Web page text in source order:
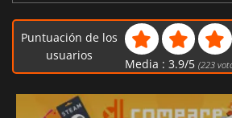
Puntuación de los
usuarios
Media : 3.9/5 (223